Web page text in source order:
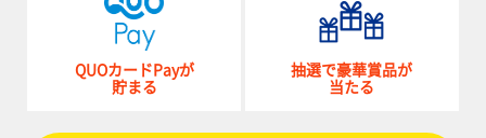
QUOカードPayが
貯まる
抽選で豪華賞品が
当たる